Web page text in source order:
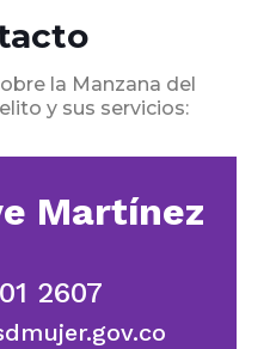
la Manzana del
y sus servicios:
Martínez
2607